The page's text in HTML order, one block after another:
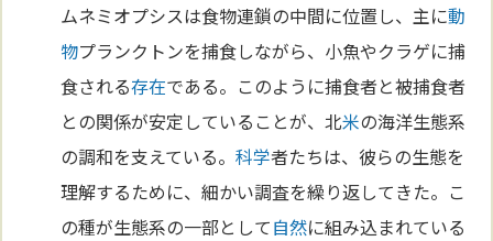
ムネミオプシスは食物連鎖の中間に位置し、主に動
物プランクトンを捕食しながら、小魚やクラゲに捕
食される存在である。このように捕食者と被捕食者
との関係が安定していることが、北米の海洋生態系
の調和を支えている。科学者たちは、彼らの生態を
理解するために、細かい調査を繰り返してきた。こ
の種が生態系の一部として自然に組み込まれている